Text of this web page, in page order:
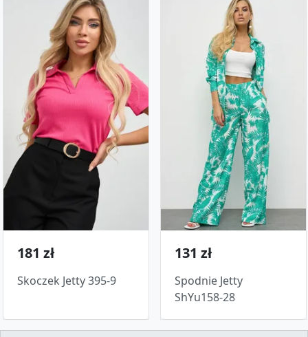
181 zł
Skoczek Jetty 395-9
131 zł
Spodnie Jetty
ShYu158-28